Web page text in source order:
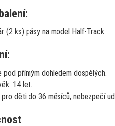
(2 ks) pásy na model Half-Track
pod přímým dohledem dospělých.
14 let.
pro děti do 36 měsíců, nebezpečí